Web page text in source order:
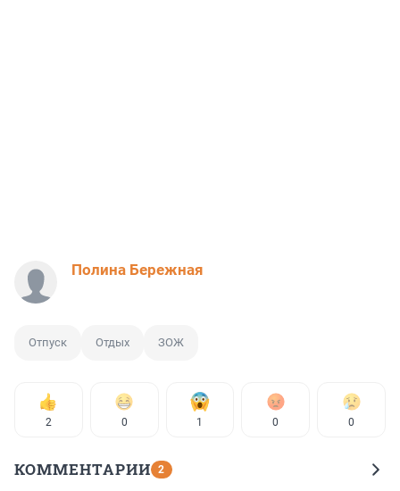
Полина Бережная
Отпуск Отдых ЗОЖ
2 0 1 0 0
КОММЕНТАРИИ 2